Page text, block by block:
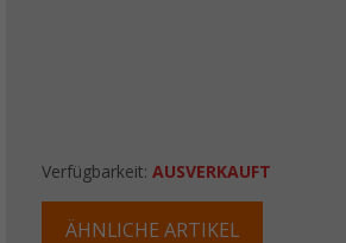
Verfügbarkeit: AUSVERKAUFT
ÄHNLICHE ARTIKEL